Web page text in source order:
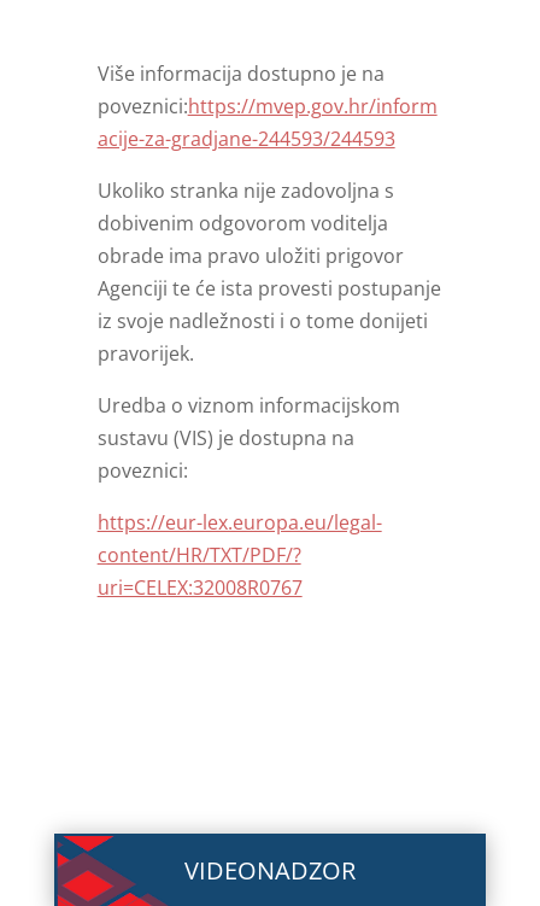
Više informacija dostupno je na
poveznici:https://mvep.gov.hr/inform
acije-za-gradjane-244593/244593
Ukoliko stranka nije zadovoljna s
dobivenim odgovorom voditelja
obrade ima pravo uložiti prigovor
Agenciji te će ista provesti postupanje
iz svoje nadležnosti i o tome donijeti
pravorijek.
Uredba o viznom informacijskom
sustavu (VIS) je dostupna na
poveznici:
https://eur-lex.europa.eu/legal-
content/HR/TXT/PDF/?
uri=CELEX:32008R0767
VIDEONADZOR